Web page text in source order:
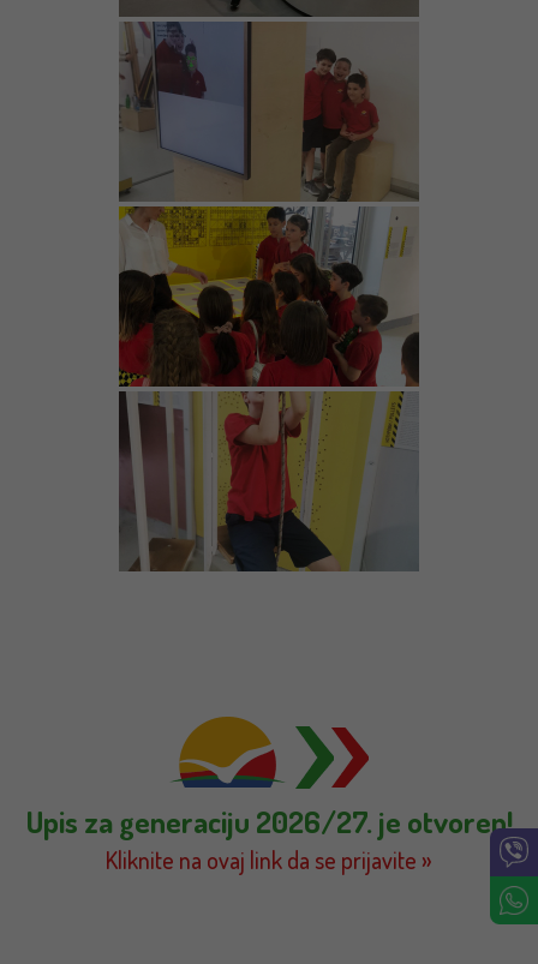
Upis za generaciju 2026/27. je otvoren!
Kliknite na ovaj link da se prijavite »